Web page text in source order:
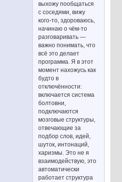
выхожу пообщаться
с соседями, вижу
кого-то, здороваюсь,
начинаю о чём-то
разговаривать —
важно понимать, что
всё это делает
программа. Я в этот
момент нахожусь как
будто в
отключённости:
включается система
болтовни,
подключаются
мозговые структуры,
отвечающие за
подбор слов, идей,
шуток, интонаций,
харизмы. Это не я
взаимодействую, это
автоматически
работает структура